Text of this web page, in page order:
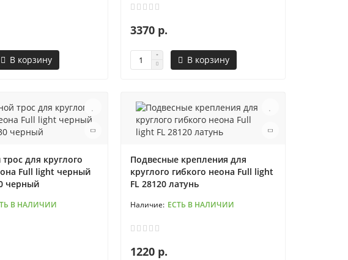
В корзину
3370 р.
В корзину
для круглого
Full light черный
черный
В НАЛИЧИИ
Подвесные крепления для
круглого гибкого неона Full light
FL 28120 латунь
ЕСТЬ В НАЛИЧИИ
1220 р.